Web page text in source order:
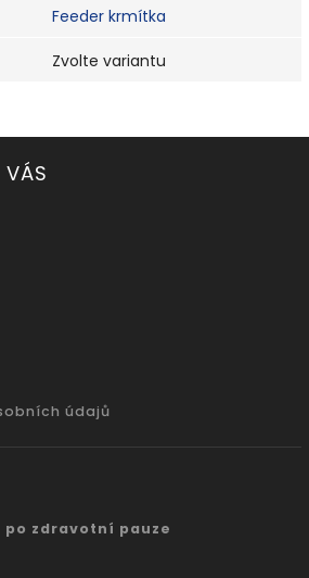
Feeder krmítka
Zvolte variantu
VÁS
údajů
po zdravotní pauze